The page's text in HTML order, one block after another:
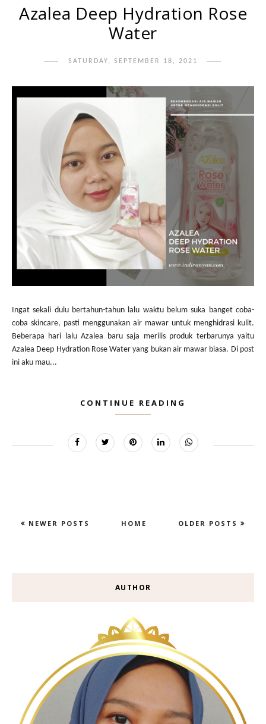
Azalea Deep Hydration Rose
Water
SATURDAY, SEPTEMBER 18, 2021
Ingat sekali dulu bertahun-tahun lalu waktu belum suka banget coba-
coba skincare, pasti menggunakan air mawar untuk menghidrasi kulit.
Beberapa hari lalu Azalea baru saja merilis produk terbarunya yaitu
Azalea Deep Hydration Rose Water yang bukan air mawar biasa. Di post
ini aku mau...
CONTINUE READING
NEWER POSTS OLDER POSTS
HOME
AUTHOR